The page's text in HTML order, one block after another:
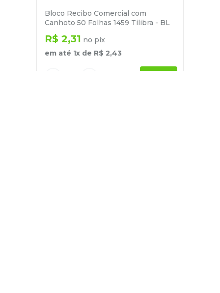
Bloco Recibo Comercial com
Canhoto 50 Folhas 1459 Tilibra - BL
R$ 2,31 no pix
em até 1x de R$ 2,43